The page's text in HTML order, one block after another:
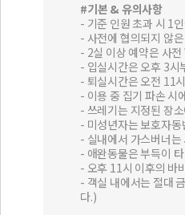
#기본 & 유의사항
- 기준 인원 초과 시 1
- 사전에 협의되지 않
- 2실 이상 예약은 사
- 입실시간은 오후 3시
- 퇴실시간은 오전 11
- 이용 중 집기 파손 시
- 쓰레기는 지정된 장
- 미성년자는 보호자
- 실내에서 가스버너는
- 애완동물은 부득이
- 오후 11시 이후의 바
- 객실 내에서는 절대
다.)